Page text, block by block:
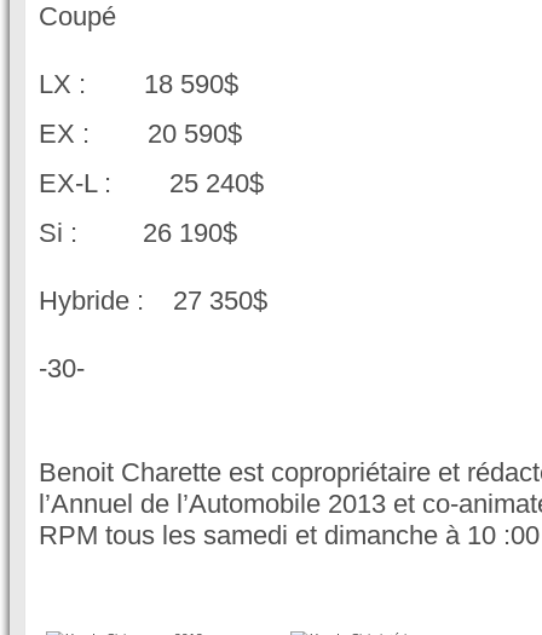
Coupé
LX : 18 590$
EX : 20 590$
EX-L : 25 240$
Si : 26 190$
Hybride : 27 350$
-30-
Benoit Charette est copropriétaire et
l’Annuel de l’Automobile 2013 et co-
RPM tous les samedi et dimanche à 10